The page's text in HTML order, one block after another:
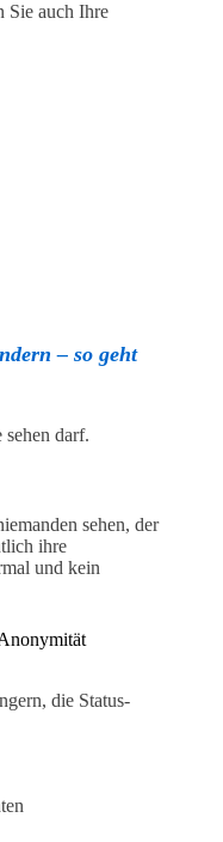
Sie auch Ihre
– so geht
darf.
sehen, der
ihre
und kein
die Status-